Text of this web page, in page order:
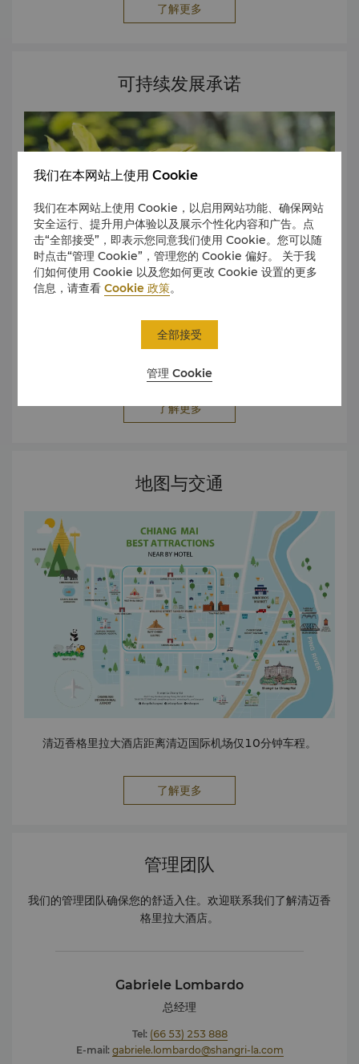
Thailand ‘Top Engagement’ Award, by Trip.com
Travelers’ Choice Award, 2025 TripAdvisor Travelers’
Certificate 30 January 2025 – 27 January 2027
(Sustainable Tourism Goals Star Certificate) by the
Tourism Authority of Thailand Chiang Mai Green
Kitchen Certificate, 25 January 2025 by Chiang Mai
Hotel Standard certified 1 January 2025 - 31
December 2027 by Department of Tourism Thailand
MICE Venue Standard Certified (TMVS) 1 January
2025- 31 December 2027 by TCEB 2024年 Healthy
Products Services & Tourism 2024 award, by the
Department of Health, Ministry of Public Health. 29
2024 certificate, by the Department of Health,
Ministry of Public Health. 9 October 2024 Trip.Best
Premium Hotel Award 2024, by Trip.com China
Kitchen Restaurant, TripAdvisor Travelers’ Choice
Award, 25 September 2024 Kad Kafe Restaurant,
TripAdvisor Travelers’ Choice Award, 25 September
Trip.com China Kitchen Restaurant, selected in the
MICHELIN Guide Thailand 2024 2023年 Favorite
Szechuan, Chiang Mai List of Favorite Restaurants
2023, by Ever Open Door China Kitchen Restaurant,
selected in the MICHELIN Guide Thailand 2023
TripAdvisor Travelers’ Choice Award, 2023 Chiang
Mai Green Kitchen Certificate 2023 by Chiang Mai
University and Tourism Authority of Thailand 2022年
China Kitchen Restaurant, selected in the MICHELIN
Guide Thailand 2022 TripAdvisor Travelers’ Choice
Award, 2022 Agoda’s Customer Review Award, 2022
by Agoda.com ASEAN MICE Venue Standard:
Category Meeting Room Certified (AMVS) 2022-
2024 by TCEB Thailand MICE Venue Standard
Certified (TMVS) 2022-2024 by TCEB 2021年
Certificate of Excellence, TripAdvisor Travelers’
certified 2021-2023 by Department of Tourism
Green Health Hotel Certified 2021-2023 by
Department of Health Michelin Plate Listed “China
Bureau Veritas certification 2021 The Safety &
certificate released by Tourism Authority of Thailand
年4月） 2019年“宾客喜爱酒店”称号 - Hotels.com（2019
Hotels.com（2018年7月） 2018年卓越表现奖 –
TripAdvisor（2018年5月） 2018年Holiday Check推荐
了解更多
可持续发展承诺
清迈香格里拉大酒店致力于环境守护，通过日常营运落实负责
了解更多
地图与交通
清迈香格里拉大酒店距离清迈国际机场仅10分钟车程。
了解更多
管理团队
我们的管理团队确保您的舒适入住。欢迎联系我们了解清迈香
格里拉大酒店。
Gabriele Lombardo
总经理
Tel: (66 53) 253 888
E-mail: gabriele.lombardo@shangri-la.com
我们在本网站上使用 Cookie
我们在本网站上使用 Cookie，以启用网站功能、确保网站
安全运行、提升用户体验以及展示个性化内容和广告。点
击“全部接受”，即表示您同意我们使用 Cookie。您可以随
时点击“管理 Cookie”，管理您的 Cookie 偏好。 关于我
们如何使用 Cookie 以及您如何更改 Cookie 设置的更多
信息，请查看Cookie 政策。
管理 Cookie
全部接受